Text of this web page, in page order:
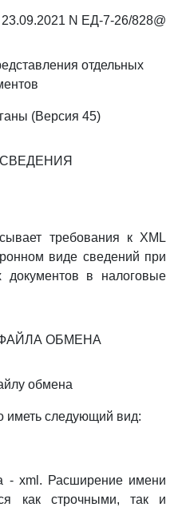
23.09.2021 N ЕД-7-26/828@
отдельных
(Версия 45)
требования к XML
виде сведений при
документов в налоговые
ОБМЕНА
обмена
следующий вид:
- xml. Расширение имени
как строчными, так и